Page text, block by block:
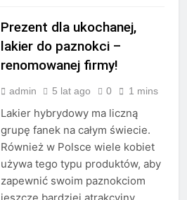
Prezent dla ukochanej,
lakier do paznokci –
renomowanej firmy!
admin 5 lat ago 0 1 mins
Lakier hybrydowy ma liczną
grupę fanek na całym świecie.
Również w Polsce wiele kobiet
używa tego typu produktów, aby
zapewnić swoim paznokciom